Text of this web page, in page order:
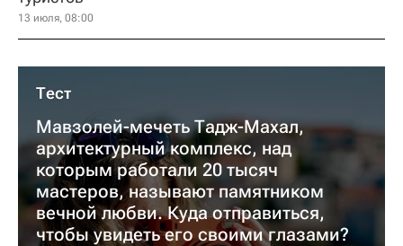
13 июля, 08:00
Тест
Мавзолей-мечеть Тадж-Махал,
архитектурный комплекс, над
которым работали 20 тысяч
мастеров, называют памятником
вечной любви. Куда отправиться,
чтобы увидеть его своими глазами?